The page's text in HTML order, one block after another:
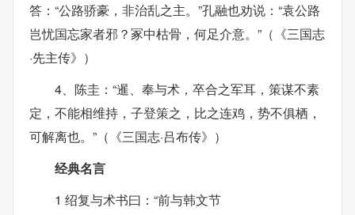
答：“公路骄豪，非治乱之主。”孔融也劝说：“袁公路
岂忧国忘家者邪？冢中枯骨，何足介意。”（《三国志
·先主传》）
4、陈圭：“暹、奉与术，卒合之军耳，策谋不素
定，不能相维持，子登策之，比之连鸡，势不俱栖，
可解离也。”（《三国志·吕布传》）
经典名言
1 绍复与术书曰：“前与韩文节